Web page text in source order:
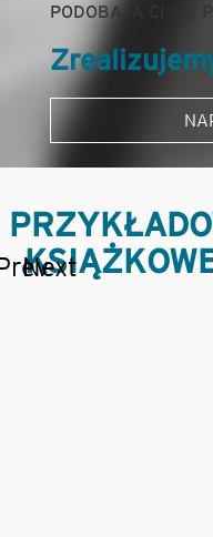
PODOBAJĄ CI SIĘ
Next